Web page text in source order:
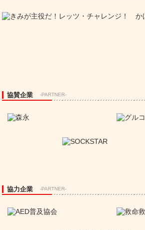
協賛企業 -PARTNER-
協力企業 -PARTNER-